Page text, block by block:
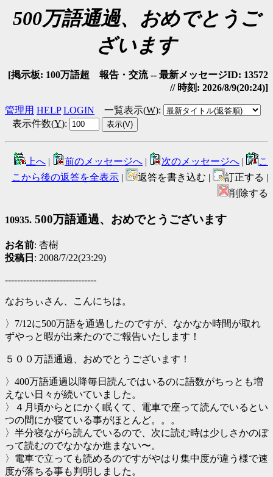
500万語通過、おめでとうご
ざいます
[掲示板: 100万語超 報告・交流 -- 最新メッセージID: 13572
// 時刻: 2026/8/9(20:24)]
管理用 HELP LOGIN 一覧表示(W):
表示件数(Y):
上へ | 前のメッセージへ | 次のメッセージへ |
こ
こから後の返答を全表示 | 返答を書き込む |
訂正する |
削除する
10935. 500万語通過、おめでとうございます
お名前: 杏樹
投稿日 : 2008/7/22(23:29)
------------------------------
なおちぃさん、こんにちは。
〉7/12に500万語を通過したのですが、なかなか時間が取れ
ずやっと暇が出来たのでご報告いたします！
５００万語通過、おめでとうございます！
〉400万語通過以降毎日読んではいるのに語数がちっとも増
えない日々が続いていました。
〉４月頃からとにかく眠くて、電車で座って読んでいるとい
つの間にか寝ている事がほとんど。。。
〉半分寝ながら読んでいるので、次に読む時は少しさかのぼ
って読むのでなかなか進まない〜。
〉電車で立っても読めるのですがやはり集中度が違う様で速
度が落ちる事も判明しました。